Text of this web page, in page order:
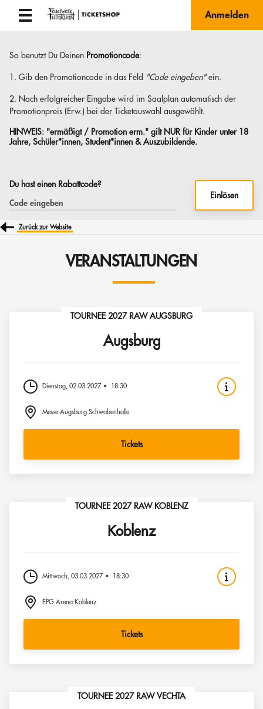
Anmelden
So benutzt Du Deinen Promotioncode:
1. Gib den Promotioncode in das Feld "Code eingeben"ein.
2. Nach erfolgreicher Eingabe wird im Saalplan automatisch der
Promotionpreis (Erw.) bei der Ticketauswahl ausgewählt.
HINWEIS: "ermäßigt / Promotion erm." gilt NUR für Kinder unter 18
Jahre, Schüler*innen, Student*innen & Auszubildende.
Du hast einen Rabattcode?
Einlösen
Zurück zur Website
VERANSTALTUNGEN
TOURNEE 2027 RAW AUGSBURG
Augsburg
Dienstag, 02.03.2027 18:30
Messe Augsburg Schwabenhalle
Tickets
TOURNEE 2027 RAW KOBLENZ
Koblenz
Mittwoch, 03.03.2027 18:30
EPG Arena Koblenz
Tickets
TOURNEE 2027 RAW VECHTA